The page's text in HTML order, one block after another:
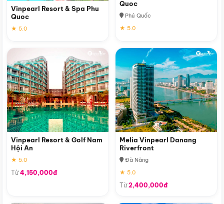
Vinpearl Resort & Spa Phu
Quoc
★ 5.0
Quoc
Phú Quốc
★ 5.0
Vinpearl Resort & Golf Nam
Hội An
★ 5.0
Từ4,150,000đ
Melia Vinpearl Danang
Riverfront
Đà Nẵng
★ 5.0
Từ2,400,000đ